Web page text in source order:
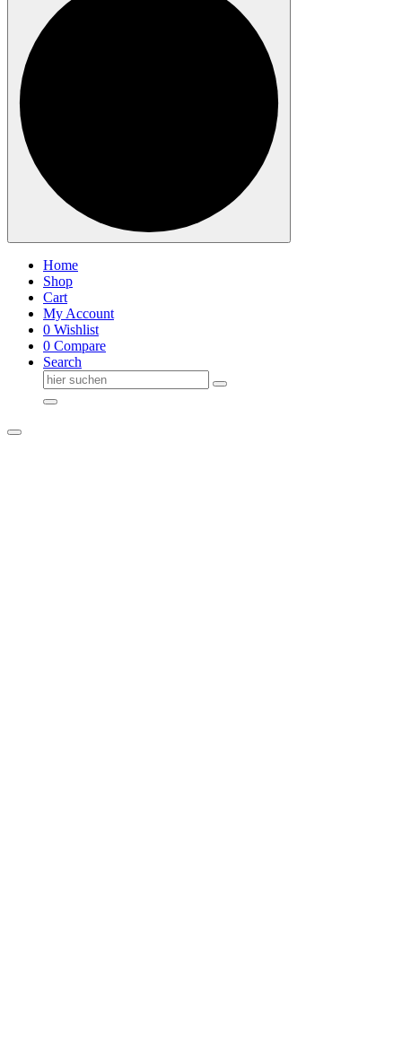
Home
Shop
Cart
My Account
0 Wishlist
0 Compare
Search
Suche
nach: